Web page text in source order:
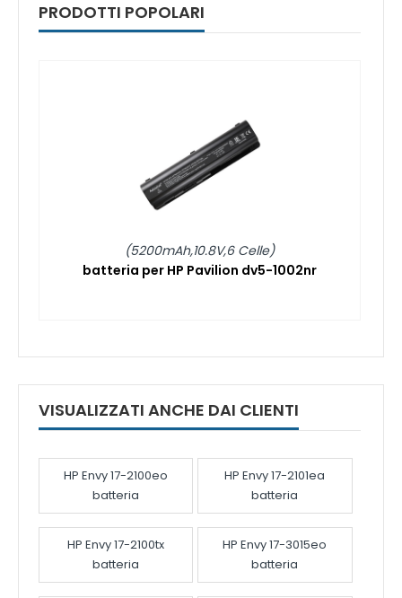
PRODOTTI POPOLARI
(5200mAh,10.8V,6 Celle)
batteria per HP Pavilion dv5-1002nr
VISUALIZZATI ANCHE DAI CLIENTI
HP Envy 17-2100eo
batteria
HP Envy 17-2101ea
batteria
HP Envy 17-2100tx
batteria
HP Envy 17-3015eo
batteria